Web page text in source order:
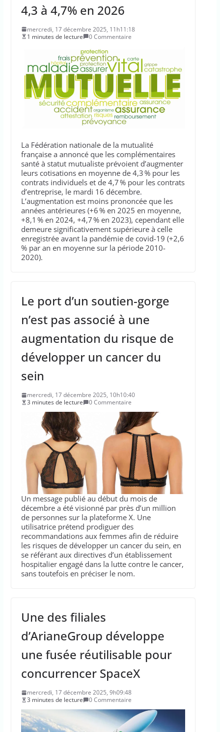
4,3 à 4,7% en 2026
mercredi, 17 décembre 2025, 11h11:18
1 minutes de lecture
0 Commentaire
La Fédération nationale de la mutualité
française a annoncé que les complémentaires
santé à statut mutualiste prévoient d’augmenter
leurs cotisations en moyenne de 4,3 % pour les
contrats individuels et de 4,7 % pour les contrats
d’entreprise, le mardi 16 décembre.
L’augmentation est moins prononcée que les
années antérieures (+6 % en 2025 en moyenne,
+8,1 % en 2024, +4,7 % en 2023), cependant elle
demeure significativement supérieure à celle
enregistrée avant la pandémie de covid-19 (+2,6
% par an en moyenne sur la période 2010-
2020).
Le port d’un soutien-gorge
n’est pas associé à une
augmentation du risque de
développer un cancer du
sein
mercredi, 17 décembre 2025, 10h10:40
3 minutes de lecture
0 Commentaire
Un message publié au début du mois de
décembre a été visionné par près d’un million
de personnes sur la plateforme X. Une
utilisatrice prétend prodiguer des
recommandations aux femmes afin de réduire
les risques de développer un cancer du sein, en
se référant aux directives d’un établissement
hospitalier engagé dans la lutte contre le cancer,
sans toutefois en préciser le nom.
Une des filiales
d’ArianeGroup développe
une fusée réutilisable pour
concurrencer SpaceX
mercredi, 17 décembre 2025, 9h09:48
3 minutes de lecture
0 Commentaire